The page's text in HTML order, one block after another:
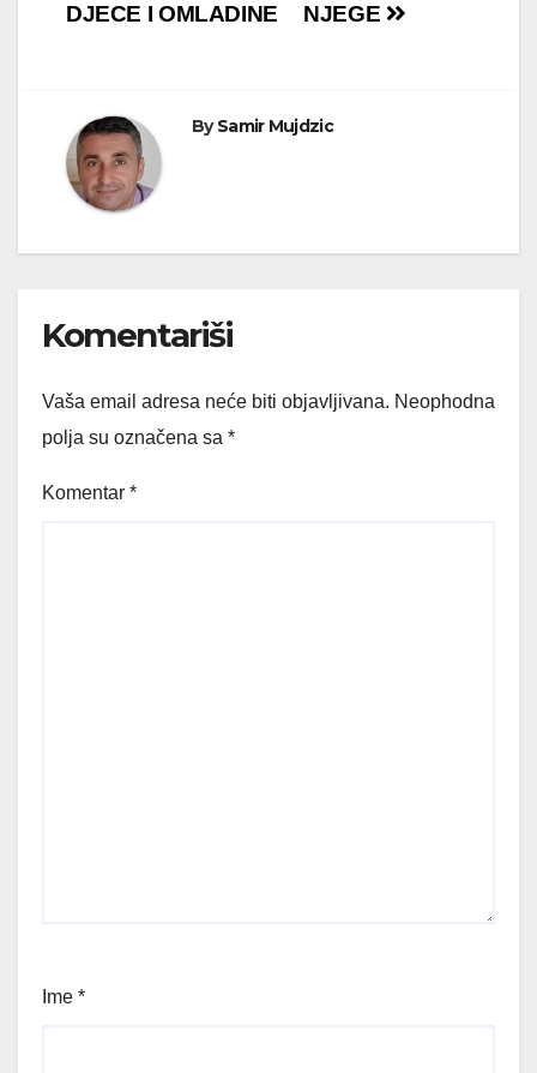
NJEGE
DJECE I OMLADINE
BySamir Mujdzic
Komentariši
Vaša email adresa neće biti objavljivana. Neophodna
polja su označena sa *
Komentar *
Ime *